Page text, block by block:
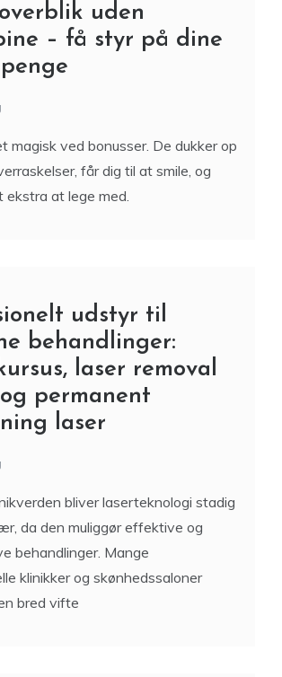
uden
– få styr på dine
magisk ved bonusser. De dukker op
får dig til at smile, og
ekstra at lege med.
udstyr til
behandlinger:
laser removal
permanent
laser
bliver laserteknologi stadig
da den muliggør effektive og
behandlinger. Mange
klinikker og skønhedssaloner
bred vifte